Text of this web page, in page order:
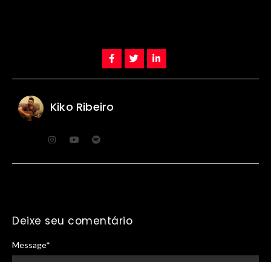
Kiko Ribeiro
Deixe seu comentário
Message*